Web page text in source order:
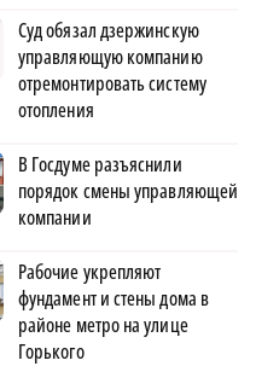
Суд обязал дзержинскую
управляющую компанию
отремонтировать систему
отопления
В Госдуме разъяснили
порядок смены управляющей
компании
Рабочие укрепляют
фундамент и стены дома в
районе метро на улице
Горького